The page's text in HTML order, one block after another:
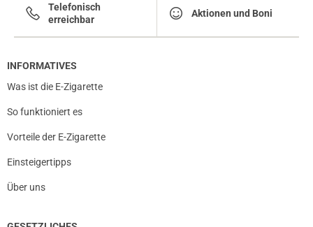
Telefonisch
erreichbar
Aktionen und Boni
INFORMATIVES
Was ist die E-Zigarette
So funktioniert es
Vorteile der E-Zigarette
Einsteigertipps
Über uns